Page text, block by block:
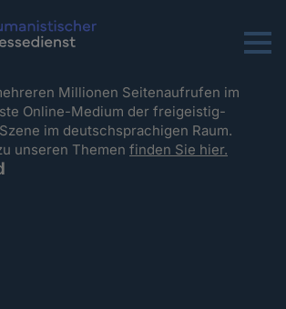
Menu
Millionen Seitenaufrufen im
Online-Medium der freigeistig-
im deutschsprachigen Raum.
unseren Themenfinden Sie hier.